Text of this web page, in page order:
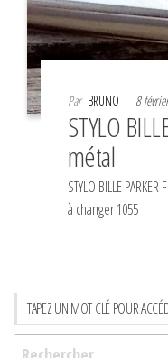
Par BRUNO 8
STYLO
métal
STYLO BILLE
à changer 1055
TAPEZ UN MOT CLÉ POUR
Rechercher :